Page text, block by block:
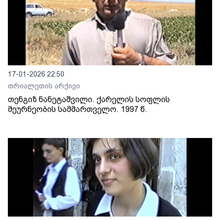
17-01-2026 22:50
თრიალეთის არქივი
თენგიზ ნანეტაშვილი. ქარელის სოფლის
მეურნეობის სამმართველო. 1997 წ.